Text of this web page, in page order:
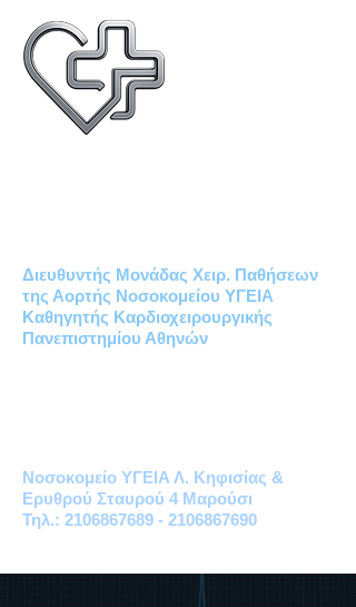
Διευθυντής Μονάδας Χειρ. Παθήσεων
της Αορτής Νοσοκομείου ΥΓΕΙΑ
Καθηγητής Καρδιοχειρουργικής
Πανεπιστημίου Αθηνών
Νοσοκομείο ΥΓΕΙΑ Λ. Κηφισίας &
Ερυθρού Σταυρού 4 Μαρούσι
Τηλ.: 2106867689 - 2106867690